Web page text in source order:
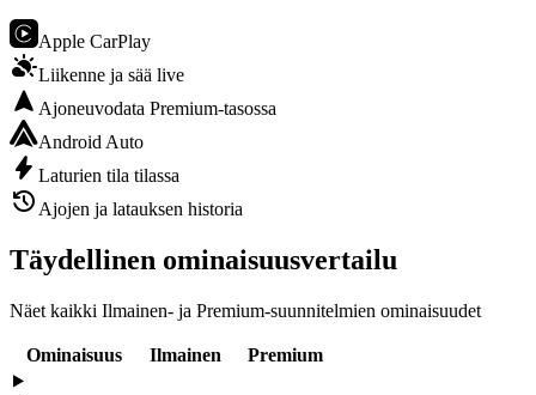
Apple CarPlay
Liikenne ja sää live
 Ajoneuvo­data Premium‑tasossa
Android Auto
 Laturien tila tilassa
 Ajojen ja latauksen historia
Täydellinen ominaisuusvertailu
Näet kaikki Ilmainen‑ ja Premium‑suunnitelmien ominaisuudet
Ominaisuus Ilmainen Premium